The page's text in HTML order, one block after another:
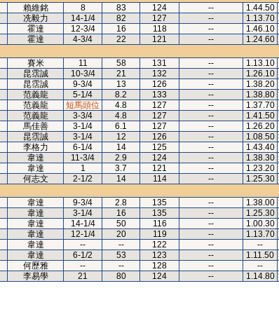
賴維銘 8 83 124 -- 1.44.50
冼毅力 14-1/4 82 127 -- 1.13.70
霍達 12-3/4 16 118 -- 1.46.10
霍達 4-3/4 22 121 -- 1.24.60
賽米 11 58 131 -- 1.13.10
昆霑誠 10-3/4 21 132 -- 1.26.10
昆霑誠 9-3/4 13 126 -- 1.38.20
范義龍 5-1/4 8.2 133 -- 1.38.80
范義龍 短馬頭位 4.8 127 -- 1.37.70
范義龍 3-3/4 4.8 127 -- 1.41.50
馬佳善 3-1/4 6.1 127 -- 1.26.20
昆霑誠 3-1/4 12 126 -- 1.08.50
李格力 6-1/4 14 125 -- 1.43.40
韋達 11-3/4 2.9 124 -- 1.38.30
韋達 1 3.7 121 -- 1.23.20
何志文 2-1/2 14 114 -- 1.25.30
韋達 9-3/4 2.8 135 -- 1.38.00
韋達 3-1/4 16 135 -- 1.25.30
韋達 14-1/4 50 116 -- 1.00.30
韋達 12-1/4 20 119 -- 1.13.70
韋達 -- -- 122 -- --
韋達 6-1/2 53 123 -- 1.11.50
何歷雅 -- -- 128 -- --
李易學 21 80 124 -- 1.14.80